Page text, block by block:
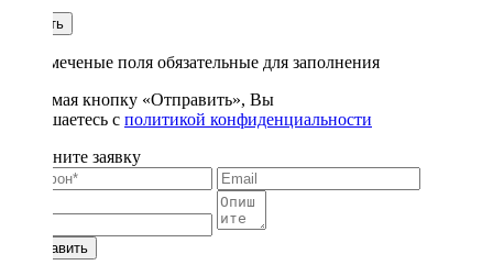
Купить
* - отмеченые поля обязательные для заполнения
Нажимая кнопку «Отправить», Вы
соглашаетесь с политикой конфиденциальности
Заполните заявку
Отправить